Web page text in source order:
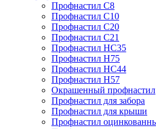
Профнастил С8
Профнастил С10
Профнастил С20
Профнастил С21
Профнастил НС35
Профнастил Н75
Профнастил HC44
Профнастил Н57
Окрашенный профнастил
Профнастил для забора
Профнастил для крыши
Профнастил